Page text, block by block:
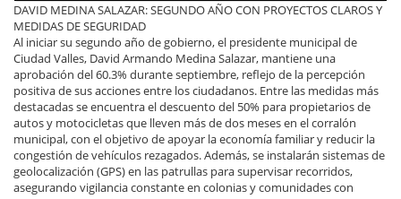
DAVID MEDINA SALAZAR: SEGUNDO AÑO CON PROYECTOS CLAROS Y
MEDIDAS DE SEGURIDAD
Al iniciar su segundo año de gobierno, el presidente municipal de
Ciudad Valles, David Armando Medina Salazar, mantiene una
aprobación del 60.3% durante septiembre, reflejo de la percepción
positiva de sus acciones entre los ciudadanos. Entre las medidas más
destacadas se encuentra el descuento del 50% para propietarios de
autos y motocicletas que lleven más de dos meses en el corralón
municipal, con el objetivo de apoyar la economía familiar y reducir la
congestión de vehículos rezagados. Además, se instalarán sistemas de
geolocalización (GPS) en las patrullas para supervisar recorridos,
asegurando vigilancia constante en colonias y comunidades con